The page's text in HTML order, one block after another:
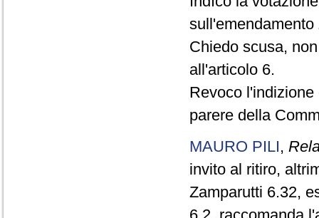
Chiedo scusa,
all'articolo 6.
Revoco
parere della
MAURO PILI,
invito al ritiro,
Zamparutti 6.32,